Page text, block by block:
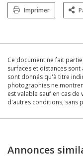
Imprimer
Ce document ne fait
surfaces et distances
sont donnés qu'à titre
photographies ne
est valable sauf en cas
d'autres conditions, sans
Annonces